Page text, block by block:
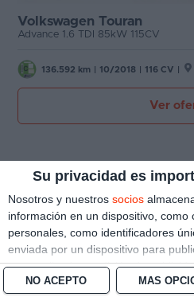
Su privacidad es
Nosotros y nuestros socios
información en un dispositivo,
personales, como identificadores
enviada por un dispositivo para
personalizado, medición de
de audiencia y desarrollo de
MÁS
NO ACEPTO
Volkswagen Touran
Advance 1.6 TDI 85kW 115CV
136.592 km 10/2018 116 CV
Ver